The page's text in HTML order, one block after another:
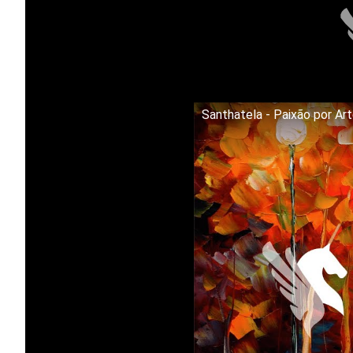
Santhatela - Paixão por